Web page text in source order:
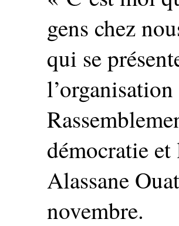
gens chez
qui se
démocratie
Alassane
novembre.